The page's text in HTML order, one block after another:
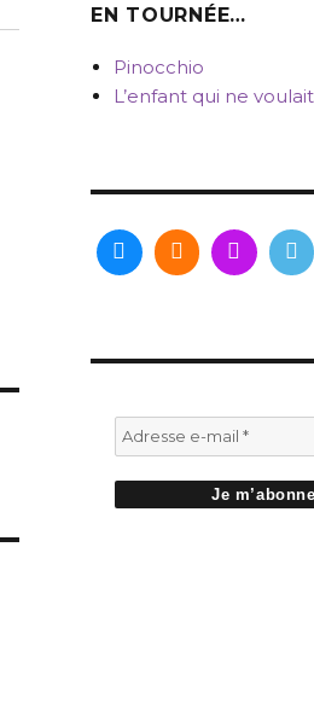
EN TOURNÉE…
Pinocchio
L’enfant qui ne